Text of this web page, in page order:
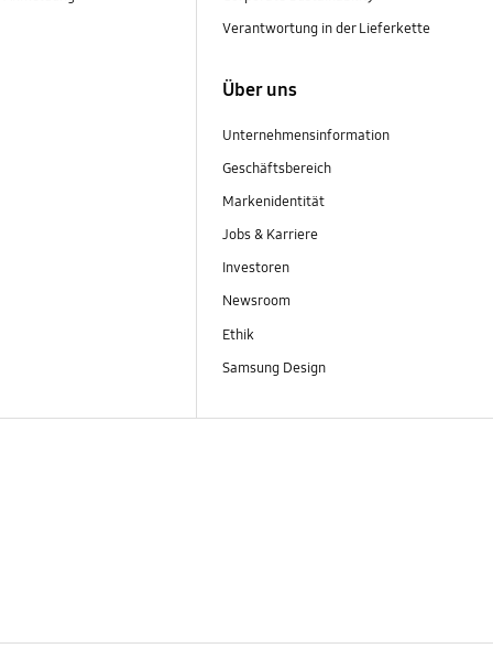
Verantwortung in der Lieferkette
Über uns
Unternehmensinformation
Geschäftsbereich
Markenidentität
Jobs & Karriere
Investoren
Newsroom
Ethik
Samsung Design